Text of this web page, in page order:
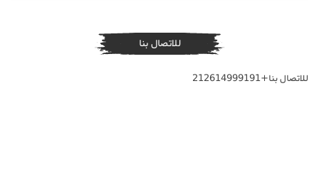
للاتصال بنا
للاتصال بنا+212614999191